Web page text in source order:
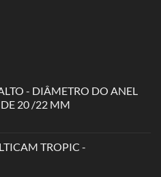
- DIÂMETRO DO ANEL
20 /22 MM
TROPIC -